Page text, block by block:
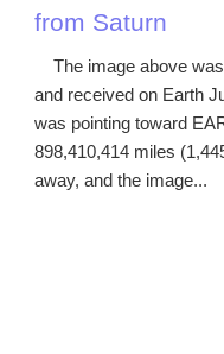
from Saturn
The image above
and received on Earth
was pointing toward
898,410,414 miles
away, and the image...